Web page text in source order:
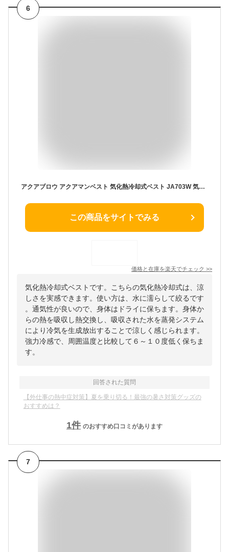
6
アクアブロウ アクアマンベスト 気化熱冷却式ベスト JA703W 気化熱ベスト 涼感気化熱式冷却ベスト 水冷ベスト バッテリー 不使用 環境にやさしい 水冷服 気化熱冷却システム バイク ツーリング 夏 暑さ対策グッズ 熱中症対策グッズ
この商品をサイトでみる
価格と在庫を楽天でチェック >>
気化熱冷却式ベストです。こちらの気化熱冷却式は、涼
しさを実感できます。使い方は、水に濡らして絞るです
。通気性が良いので、身体はドライに保ちます。身体か
らの熱を吸収し熱交換し、吸収された水を蒸発システム
により冷気を生成放出することで涼しく感じられます。
強力冷感で、周囲温度と比較して６～１０度低く保ちま
す。
回答された質問
【外仕事の熱中症対策】夏を乗り切る！最強の暑さ対策グッズの
おすすめは？
1件 のおすすめ口コミがあります
7